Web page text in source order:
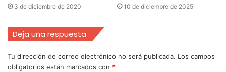
3 de diciembre de 2020 10 de diciembre de 2025
Deja una respuesta
Tu dirección de correo electrónico no será publicada. Los campos
obligatorios están marcados con *